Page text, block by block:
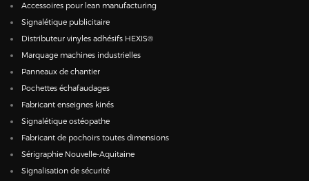
Accessoires pour lean manufacturing
Signalétique publicitaire
Distributeur vinyles adhésifs HEXIS®
Marquage machines industrielles
Panneaux de chantier
Pochettes échafaudages
Fabricant enseignes kinés
Signalétique ostéopathe
Fabricant de pochoirs toutes dimensions
Sérigraphie Nouvelle-Aquitaine
Signalisation de sécurité